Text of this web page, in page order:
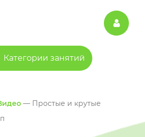
Категории занятий
— Простые и крутые